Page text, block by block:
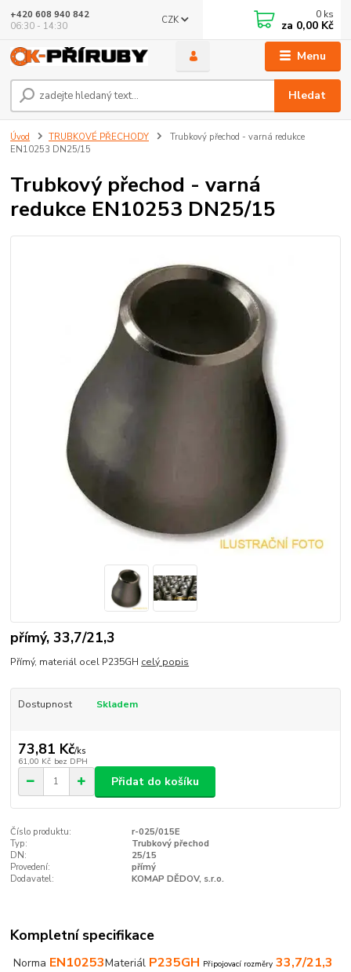
Menu
CZK
Hledat
+420 608 940 842
06:30 - 14:30
0 ks
za 0,00 Kč
Úvod TRUBKOVÉ PŘECHODY
Trubkový přechod - varná redukce
EN10253 DN25/15
Trubkový přechod - varná
redukce EN10253 DN25/15
přímý, 33,7/21,3
Přímý, materiál ocel P235GH celý popis
Dostupnost Skladem
73,81 Kč/ks
61,00 Kč bez DPH
Přidat do košíku
Číslo produktu:
r-025/015E
Typ:
Trubkový přechod
DN:
25/15
Provedení:
přímý
Dodavatel:
KOMAP DĚDOV, s.r.o.
Kompletní specifikace
Norma EN10253Materiál P235GH Připojovací rozměry 33,7/21,3